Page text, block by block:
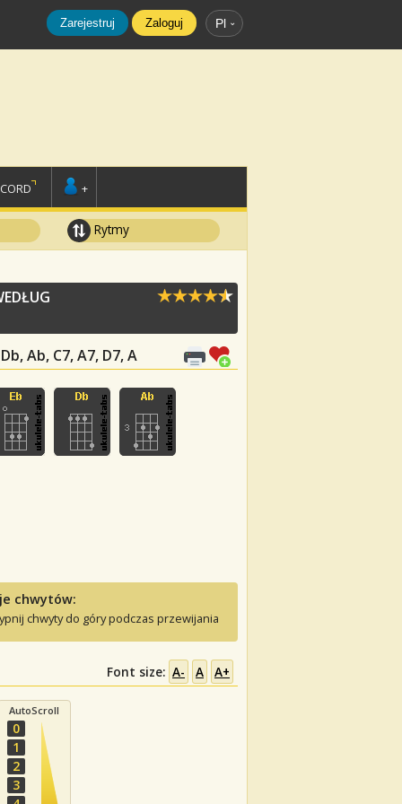
Zarejestruj Zaloguj Pl
+
Rytmy
Ab, C7, A7, D7, A
chwytów:
chwyty do góry podczas przewijania
Font size: A- A A+
AutoScroll
0
1
2
3